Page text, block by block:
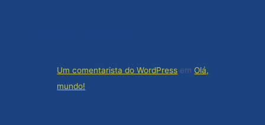
Um comentarista do WordPress em Olá,
mundo!